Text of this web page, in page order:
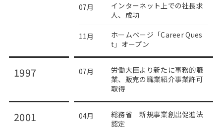
07月
インターネット上での社長求
人、成功
11月
ホームページ「Career Ques
t」オープン
1997 07月
労働大臣より新たに事務的職
業、販売の職業紹介事業許可
取得
2001 04月
総務省 新規事業創出促進法
認定